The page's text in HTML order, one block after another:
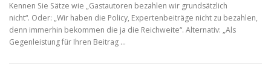
Kennen Sie Sätze wie „Gastautoren bezahlen wir grundsätzlich
nicht“. Oder: „Wir haben die Policy, Expertenbeiträge nicht zu bezahlen,
denn immerhin bekommen die ja die Reichweite“. Alternativ: „Als
Gegenleistung für Ihren Beitrag …